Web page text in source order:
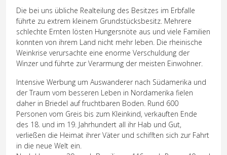
Die bei uns übliche Realteilung des Besitzes im Erbfalle
führte zu extrem kleinem Grundstücksbesitz. Mehrere
schlechte Ernten lösten Hungersnöte aus und viele Familien
konnten von ihrem Land nicht mehr leben. Die rheinische
Weinkrise verursachte eine enorme Verschuldung der
Winzer und führte zur Verarmung der meisten Einwohner.
Intensive Werbung um Auswanderer nach Südamerika und
der Traum vom besseren Leben in Nordamerika fielen
daher in Briedel auf fruchtbaren Boden. Rund 600
Personen vom Greis bis zum Kleinkind, verkauften Ende
des 18. und im 19. Jahrhundert all ihr Hab und Gut,
verließen die Heimat ihrer Väter und schifften sich zur Fahrt
in die neue Welt ein.